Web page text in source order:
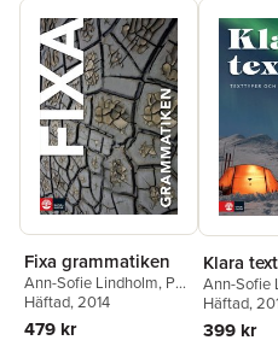
genremedvetenhet. Här
reportage, utredande tal och
Extramaterial och Digitalbok
Fixa svenskan fortsätter på
Fixa svenskan 2finns det
kopia av den tryckta boken.
Fixa grammatiken
Ann-Sofie Lindholm, Pär
Sahlin,Helga Stensson
Häftad, 2014
479 kr
Klara
Ann-Sofie
Häftad,
399 kr